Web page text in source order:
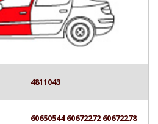
4811043
60650544 60672272 60672278